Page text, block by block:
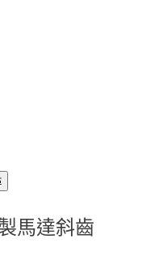
馬達斜齒